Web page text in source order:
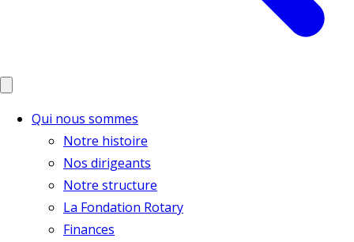
Qui nous sommes
Notre histoire
Nos dirigeants
Notre structure
La Fondation Rotary
Finances